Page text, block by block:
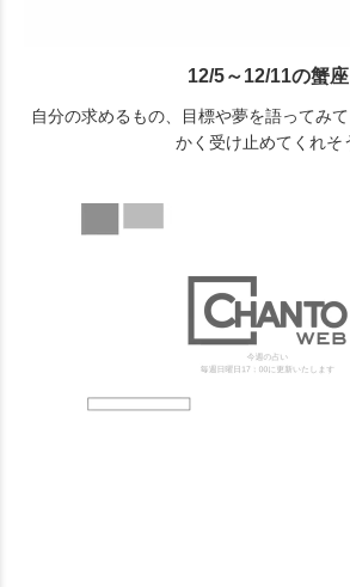
12/5～12/11の蟹座
自分の求めるもの、目標や夢を語ってみ
かく受け止めてくれそ